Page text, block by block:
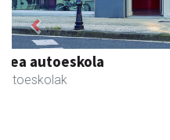
Bastero Kulturgunea
Andoain - Kulturguneak
Previous